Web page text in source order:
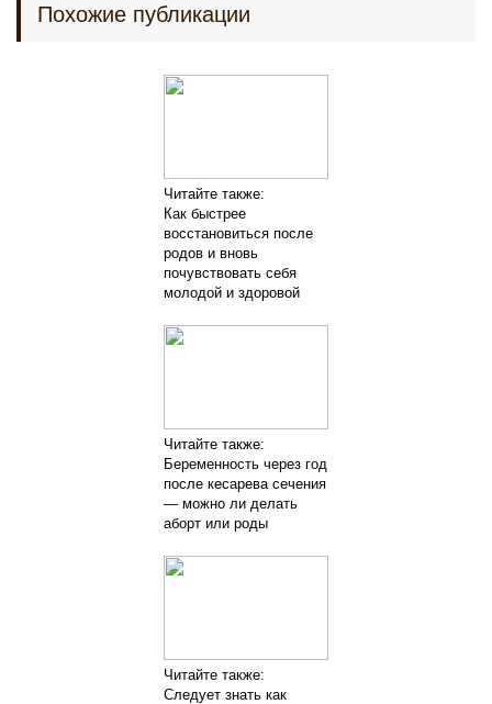
Похожие публикации
Читайте также:
Как быстрее
восстановиться после
родов и вновь
почувствовать себя
молодой и здоровой
Читайте также:
Беременность через год
после кесарева сечения
— можно ли делать
аборт или роды
Читайте также:
Следует знать как